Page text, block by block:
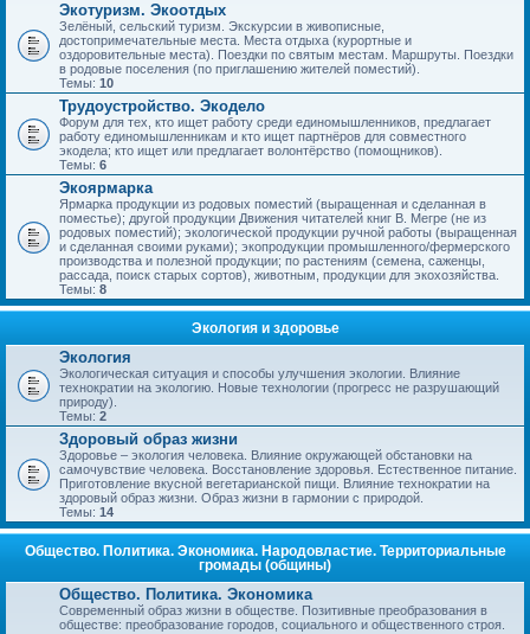
Экотуризм. Экоотдых
Зелёный, сельский туризм. Экскурсии в живописные,
достопримечательные места. Места отдыха (курортные и
оздоровительные места). Поездки по святым местам. Маршруты. Поездки
в родовые поселения (по приглашению жителей поместий).
Темы: 10
Трудоустройство. Экодело
Форум для тех, кто ищет работу среди единомышленников, предлагает
работу единомышленникам и кто ищет партнёров для совместного
экодела; кто ищет или предлагает волонтёрство (помощников).
Темы: 6
Экоярмарка
Ярмарка продукции из родовых поместий (выращенная и сделанная в
поместье); другой продукции Движения читателей книг В. Мегре (не из
родовых поместий); экологической продукции ручной работы (выращенная
и сделанная своими руками); экопродукции промышленного/фермерского
производства и полезной продукции; по растениям (семена, саженцы,
рассада, поиск старых сортов), животным, продукции для экохозяйства.
Темы: 8
Экология и здоровье
Экология
Экологическая ситуация и способы улучшения экологии. Влияние
технократии на экологию. Новые технологии (прогресс не разрушающий
природу).
Темы: 2
Здоровый образ жизни
Здоровье – экология человека. Влияние окружающей обстановки на
самочувствие человека. Восстановление здоровья. Естественное питание.
Приготовление вкусной вегетарианской пищи. Влияние технократии на
здоровый образ жизни. Образ жизни в гармонии с природой.
Темы: 14
Общество. Политика. Экономика. Народовластие. Территориальные
громады (общины)
Общество. Политика. Экономика
Современный образ жизни в обществе. Позитивные преобразования в
обществе: преобразование городов, социального и общественного строя.